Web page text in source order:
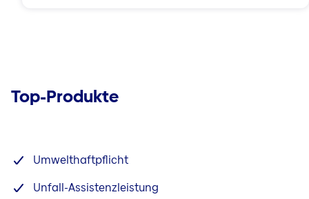
Top-Produkte
Umwelthaftpflicht
Unfall-Assistenzleistung